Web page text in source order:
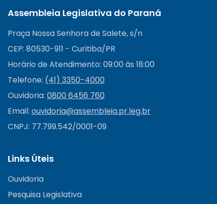
Assembleia Legislativa do Paraná
Praça Nossa Senhora de Salete, s/n
CEP: 80530-911 - Curitiba/PR
Horário de Atendimento: 09:00 às 18:00
Telefone: (41) 3350-4000
Ouvidoria: 0800 6456 760
Email: ouvidoria@assembleia.pr.leg.br
CNPJ: 77.799.542/0001-09
Links Úteis
Ouvidoria
Pesquisa Legislativa